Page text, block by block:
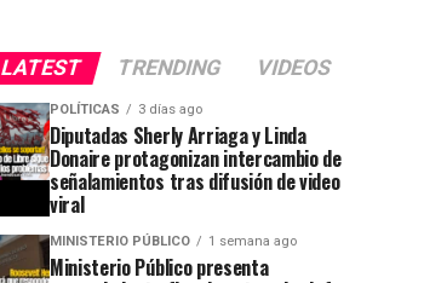
LATEST TRENDING VIDEOS
POLÍTICAS 3 días ago
Diputadas Sherly Arriaga y Linda
Donaire protagonizan intercambio de
señalamientos tras difusión de video
viral
MINISTERIO PÚBLICO 1 semana ago
Ministerio Público presenta